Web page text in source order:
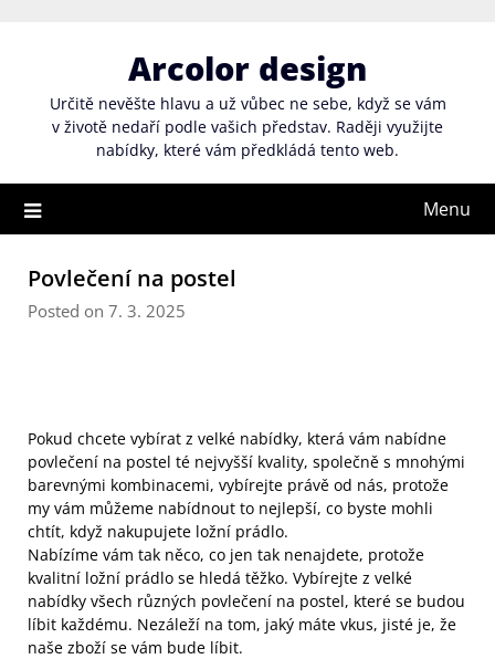
Arcolor design
Určitě nevěšte hlavu a už vůbec ne sebe, když se vám
v životě nedaří podle vašich představ. Raději využijte
nabídky, které vám předkládá tento web.
Menu
Povlečení na postel
Posted on 7. 3. 2025
Pokud chcete vybírat z velké nabídky, která vám nabídne
povlečení na postel té nejvyšší kvality, společně s mnohými
barevnými kombinacemi, vybírejte právě od nás, protože
my vám můžeme nabídnout to nejlepší, co byste mohli
chtít, když nakupujete ložní prádlo.
Nabízíme vám tak něco, co jen tak nenajdete, protože
kvalitní ložní prádlo se hledá těžko. Vybírejte z velké
nabídky všech různých povlečení na postel, které se budou
líbit každému. Nezáleží na tom, jaký máte vkus, jisté je, že
naše zboží se vám bude líbit.